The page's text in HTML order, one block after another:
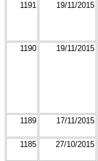
1191 19/11/2015
1190 19/11/2015
1189 17/11/2015
1185 27/10/2015